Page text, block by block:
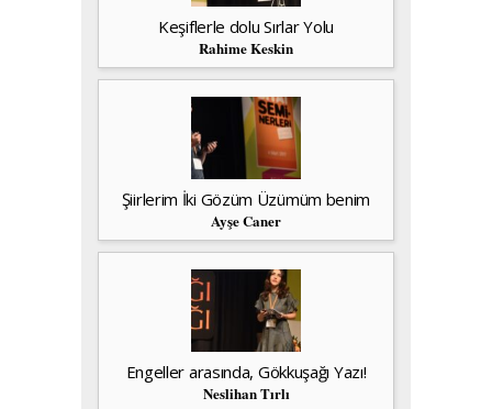
Keşiflerle dolu Sırlar Yolu
Rahime Keskin
Şiirlerim İki Gözüm Üzümüm benim
Ayşe Caner
Engeller arasında, Gökkuşağı Yazı!
Neslihan Tırlı